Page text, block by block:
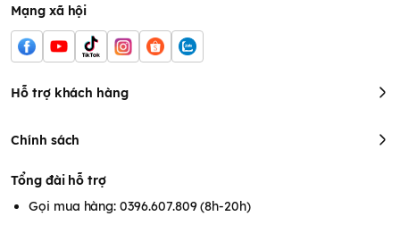
Mạng xã hội
Hỗ trợ khách hàng
Chính sách
Tổng đài hỗ trợ
Gọi mua hàng: 0396.607.809 (8h-20h)